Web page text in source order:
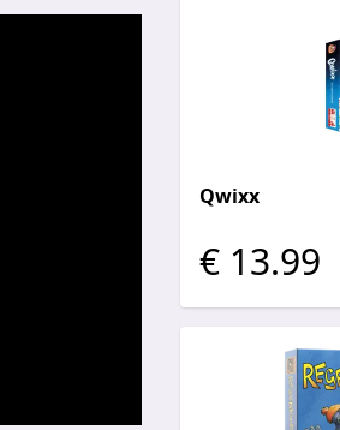
Qwixx
€ 13.99